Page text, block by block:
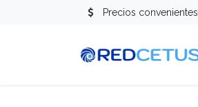
Precios convenientes